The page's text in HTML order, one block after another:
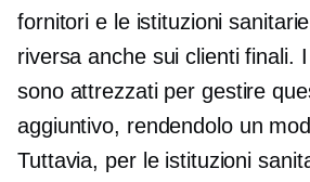
fornitori e le istituzioni
riversa anche sui clienti finali.
sono attrezzati per gestire
aggiuntivo, rendendolo un
Tuttavia, per le istituzioni